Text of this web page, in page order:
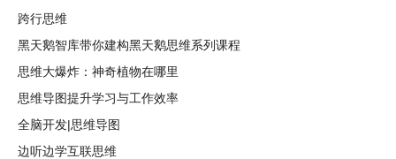
跨行思维
黑天鹅智库带你建构黑天鹅思维系列课程
思维大爆炸：神奇植物在哪里
思维导图提升学习与工作效率
全脑开发|思维导图
边听边学互联思维